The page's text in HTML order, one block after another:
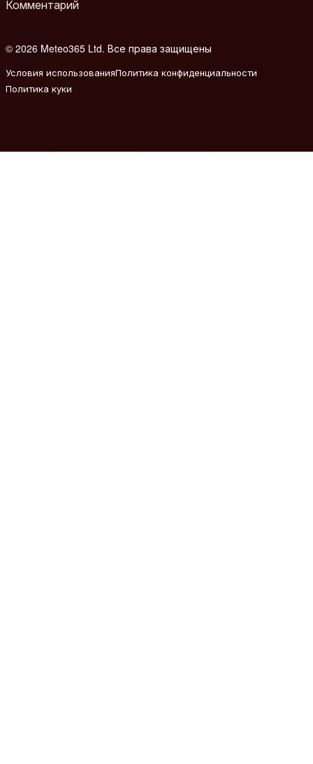
Комментарий
© 2026 Meteo365 Ltd. Все права защищены
Условия использованияПолитика конфиденциальности
Политика куки